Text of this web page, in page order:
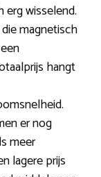
erg wisselend.
magnetisch
hangt
er nog
meer
lagere prijs